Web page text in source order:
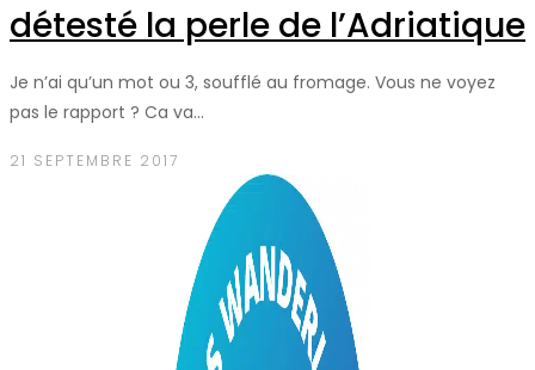
détesté la perle de l’Adriatique
Je n’ai qu’un mot ou 3, soufflé au fromage. Vous ne voyez
pas le rapport ? Ca va…
21 SEPTEMBRE 2017